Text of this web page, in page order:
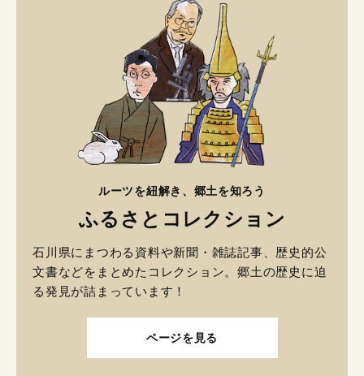
ルーツを紐解き、郷土を知ろう
ふるさとコレクション
石川県にまつわる資料や新聞・雑誌記事、歴史的公
文書などをまとめたコレクション。郷土の歴史に迫
る発見が詰まっています！
ページを見る